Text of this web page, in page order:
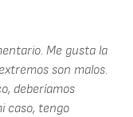
Me gusta la
son malos.
deberíamos
caso, tengo